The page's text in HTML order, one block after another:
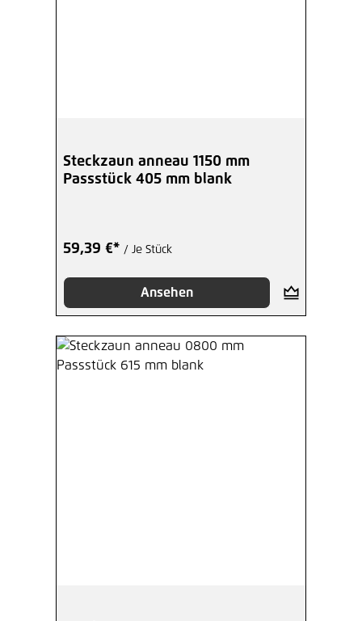
Steckzaun anneau 1150 mm
Passstück 405 mm blank
59,39 €* / Je Stück
Ansehen